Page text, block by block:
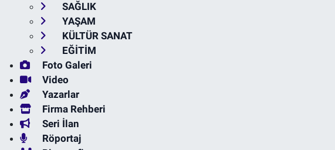
SAĞLIK
YAŞAM
KÜLTÜR SANAT
EĞİTİM
Foto Galeri
Video
Yazarlar
Firma Rehberi
Seri İlan
Röportaj